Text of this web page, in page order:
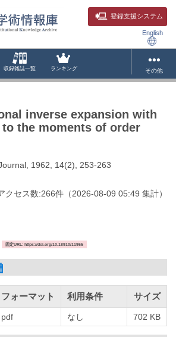
登録支援システム
English
収録雑誌一覧 ランキング その他
inverse expansion with
the moments of order
1962, 14(2), 253-263
クセス数:266件 （2026-08-09 05:49 集計）
固定URL: https://doi.org/10.18910/11955
フォーマット 利用条件 サイズ
pdf なし 702 KB